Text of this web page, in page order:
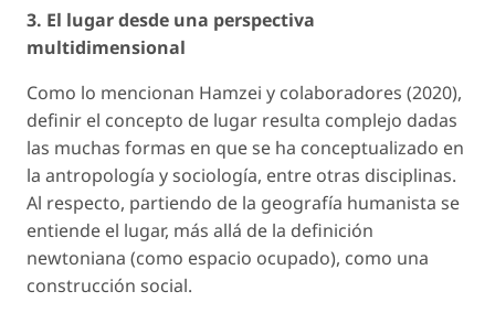
3. El lugar desde una perspectiva
multidimensional
Como lo mencionan Hamzei y colaboradores (2020),
definir el concepto de lugar resulta complejo dadas
las muchas formas en que se ha conceptualizado en
la antropología y sociología, entre otras disciplinas.
Al respecto, partiendo de la geografía humanista se
entiende el lugar, más allá de la definición
newtoniana (como espacio ocupado), como una
construcción social.